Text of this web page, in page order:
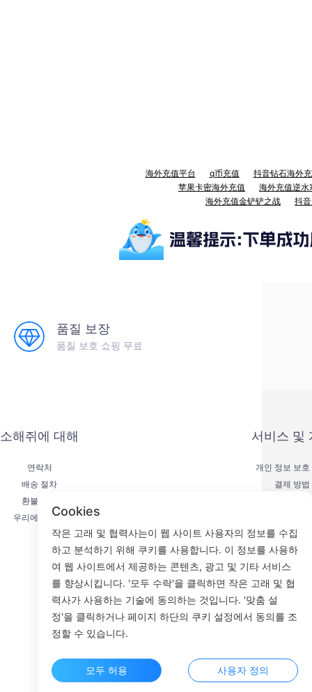
海外充值平台 q币充值
抖音钻石海外
苹果卡密海外充值
海外充值逆水
海外充值金铲铲之战
抖
품질 보장
품질 보호 쇼핑 무료
소해쥐에 대해
연락처
배송 절차
환불 절차
우리에 대하여
서비스 및
개인 정보 보호
결제 방법
ROOM
Cookies
작은 고래 및 협력사는이 웹 사이트 사용자의 정보를 수집
하고 분석하기 위해 쿠키를 사용합니다. 이 정보를 사용하
여 웹 사이트에서 제공하는 콘텐츠, 광고 및 기타 서비스
를 향상시킵니다. '모두 수락'을 클릭하면 작은 고래 및 협
력사가 사용하는 기술에 동의하는 것입니다. '맞춤 설
정'을 클릭하거나 페이지 하단의 쿠키 설정에서 동의를 조
정할 수 있습니다.
모두 허용 사용자 정의